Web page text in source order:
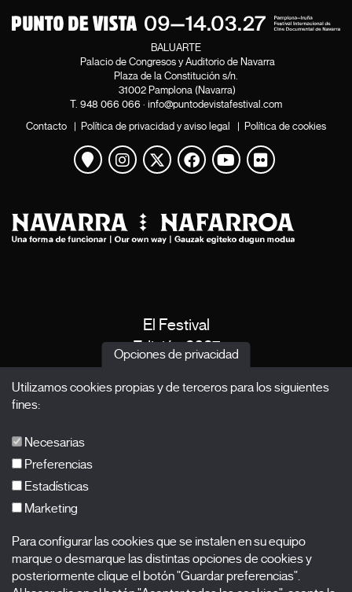
BALUARTE
Palacio de Congresos y Auditorio de Navarra
Plaza de la Constitución s/n.
31002 Pamplona (Navarra)
T. 948 066 066 · info@puntodevistafestival.com
Contacto | Política de privacidad y aviso legal | Política de cookies
Ver mapa
Instagram
Twitter
Facebook
Youtube
Flickr
El Festival
Edición 2027
Acreditaciones
Nombre
Opciones de privacidad
Utilizamos cookies propias y de terceros para los siguientes
fines:
Necesarias
Preferencias
Estadísticas
Marketing
Para configurar las cookies que se instalen en su equipo
marque o desmarque las distintas opciones de cookies y
posteriormente clique el botón "Guardar preferencias".